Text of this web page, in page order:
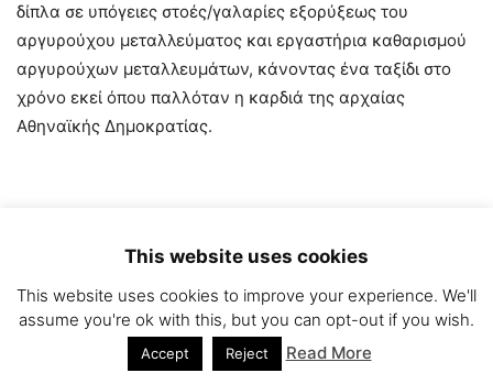
δίπλα σε υπόγειες στοές/γαλαρίες εξορύξεως του
αργυρούχου μεταλλεύματος και εργαστήρια καθαρισμού
αργυρούχων μεταλλευμάτων, κάνοντας ένα ταξίδι στο
χρόνο εκεί όπου παλλόταν η καρδιά της αρχαίας
Αθηναϊκής Δημοκρατίας.
This website uses cookies
This website uses cookies to improve your experience. We'll
assume you're ok with this, but you can opt-out if you wish.
Accept Reject Read More